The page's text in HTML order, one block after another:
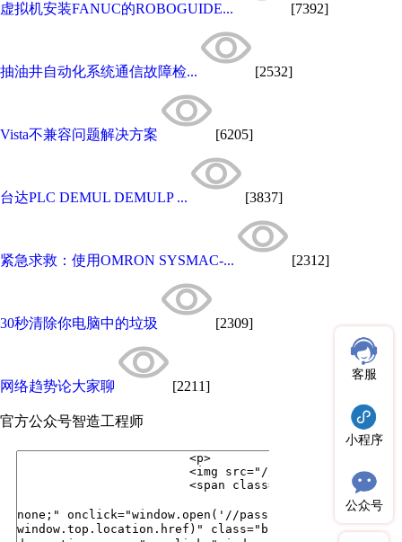
虚拟机安装FANUC的ROBOGUIDE... [7392]
抽油井自动化系统通信故障检... [2532]
Vista不兼容问题解决方案 [6205]
台达PLC DEMUL DEMULP ... [3837]
紧急求救：使用OMRON SYSMAC-... [2312]
30秒清除你电脑中的垃圾 [2309]
网络趋势论大家聊 [2211]
官方公众号智造工程师
客服
小程序
公众号